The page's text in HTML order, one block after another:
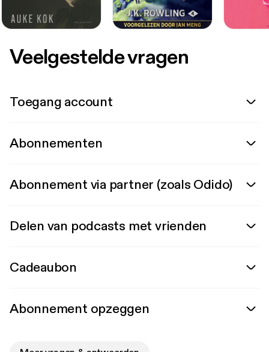
Veelgestelde vragen
Toegang account
Abonnementen
Abonnement via partner (zoals Odido)
Delen van podcasts met vrienden
Cadeaubon
Abonnement opzeggen